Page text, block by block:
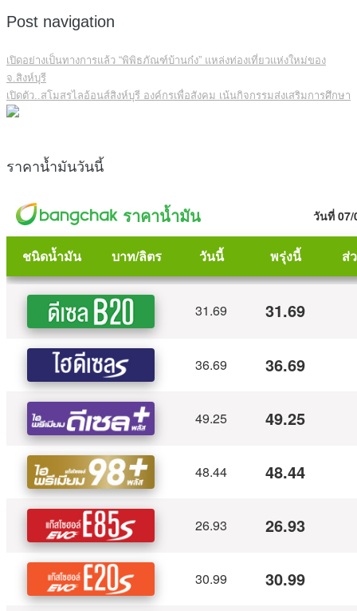
Post navigation
เปิดอย่างเป็นทางการแล้ว “พิพิธภัณฑ์บ้านก๋ง” แหล่งท่องเที่ยวแห่งใหม่ของ
จ.สิงห์บุรี
เปิดตัว..สโมสรไลอ้อนส์สิงห์บุรี องค์กรเพื่อสังคม เน้นกิจกรรมส่งเสริมการศึกษา
ราคาน้ำมันวันนี้